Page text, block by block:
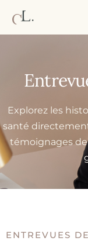
Explorez les
santé
témoignages
ENTREVUES